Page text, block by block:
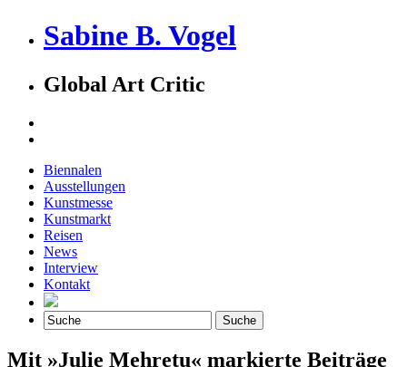
Sabine B. Vogel
Global Art Critic
Biennalen
Ausstellungen
Kunstmesse
Kunstmarkt
Reisen
News
Interview
Kontakt
Mit »Julie Mehretu« markierte Beiträge